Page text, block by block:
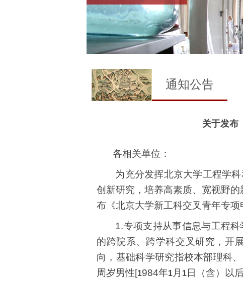
通知公告
关于发布
各相关单位：
为充分发挥北京大学工程学
创新研究，培养高素质、宽视野
布《北京大学新工科交叉青年专项
1.专项支持从事信息与工程
的跨院系、跨学科交叉研究，开
向，基础科学研究指校本部理科
周岁男性[1984年1 月 1日（含）以